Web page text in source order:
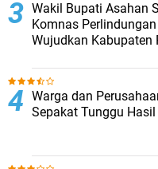
Wakil Bupati Asahan
Komnas
Wujudkan Kabupaten
Warga dan
Sepakat Tunggu Hasil